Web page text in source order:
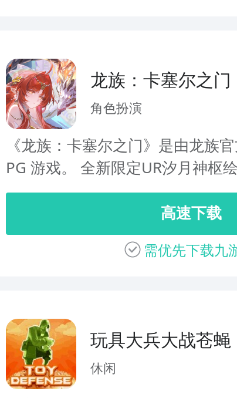
龙族：卡塞尔之门
角色扮演
《龙族：卡塞尔之门》是由龙族
PG 游戏。 全新限定UR汐月神枢
高速下载
需优先下载九
玩具大兵大战苍蝇
休闲